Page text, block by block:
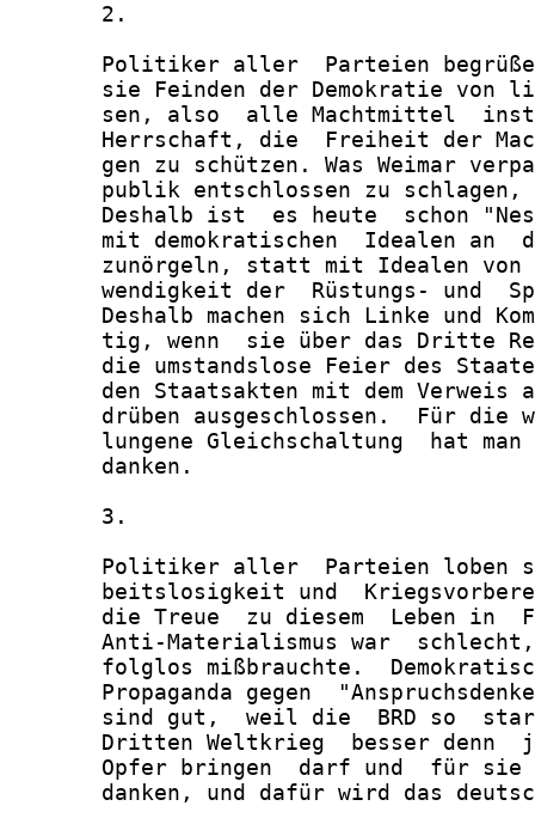
       2.
Politiker aller  Parteien
sie Feinden der Demokratie von
sen, also  alle Machtmittel
Herrschaft, die  Freiheit der
gen zu schützen. Was Weimar
publik entschlossen zu
Deshalb ist  es heute  schon
mit demokratischen  Idealen an
zunörgeln, statt mit Idealen
wendigkeit der  Rüstungs- und
Deshalb machen sich Linke und
tig, wenn  sie über das Dritte
die umstandslose Feier des
den Staatsakten mit dem Verweis
drüben ausgeschlossen.  Für die
lungene Gleichschaltung  hat
       danken.
       3.
Politiker aller  Parteien loben
beitslosigkeit und
die Treue  zu diesem  Leben in
Anti-Materialismus war
folglos mißbrauchte.
Propaganda gegen
sind gut,  weil die  BRD so
Dritten Weltkrieg  besser denn
Opfer bringen  darf und  für
danken, und dafür wird das